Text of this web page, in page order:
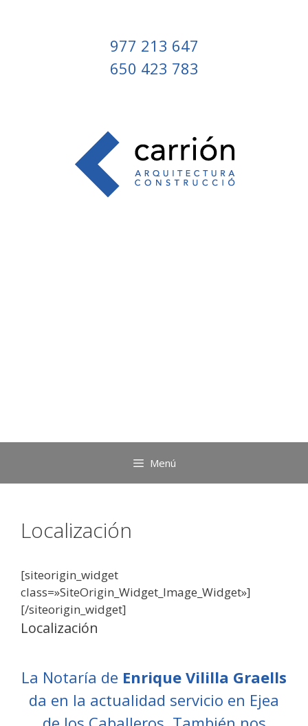
977 213 647
650 423 783
Menú
Localización
[siteorigin_widget
class=»SiteOrigin_Widget_Image_Widget»]
[/siteorigin_widget]
Localización
La Notaría de Enrique Vililla Graells
da en la actualidad servicio en Ejea